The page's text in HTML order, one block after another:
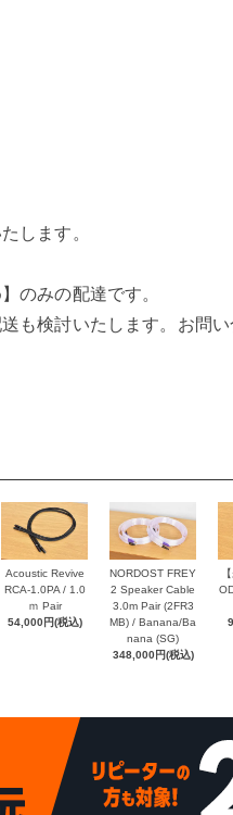
します。
のみの配達です。
も検討いたします。お問
Acoustic Revive
RCA-1.0PA / 1.0
ｍ Pair
54,000円(税込)
NORDOST FREY
2 Speaker Cable
3.0m Pair (2FR3
MB) / Banana/Ba
nana (SG)
348,000円(税込)